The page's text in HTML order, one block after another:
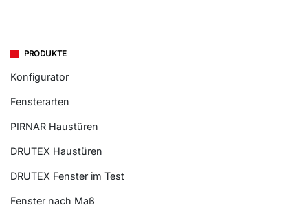
PRODUKTE
Konfigurator
Fensterarten
PIRNAR Haustüren
DRUTEX Haustüren
DRUTEX Fenster im Test
Fenster nach Maß